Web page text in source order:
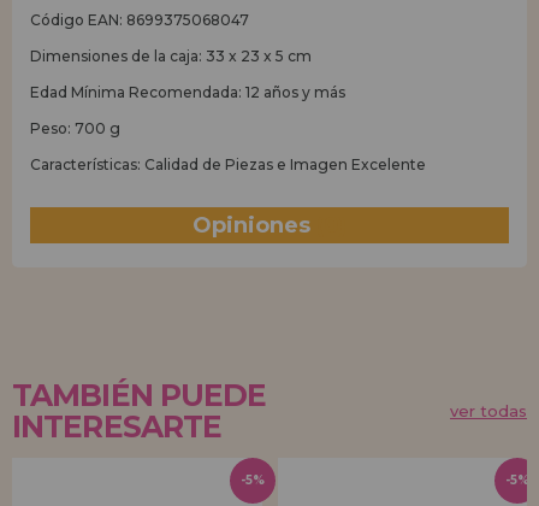
Código EAN: 8699375068047
Dimensiones de la caja: 33 x 23 x 5 cm
Edad Mínima Recomendada: 12 años y más
Peso: 700 g
Características: Calidad de Piezas e Imagen Excelente
Opiniones
TAMBIÉN PUEDE
INTERESARTE
ver todas
-5% -5%